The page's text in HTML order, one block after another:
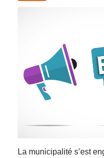
La municipalité s’est